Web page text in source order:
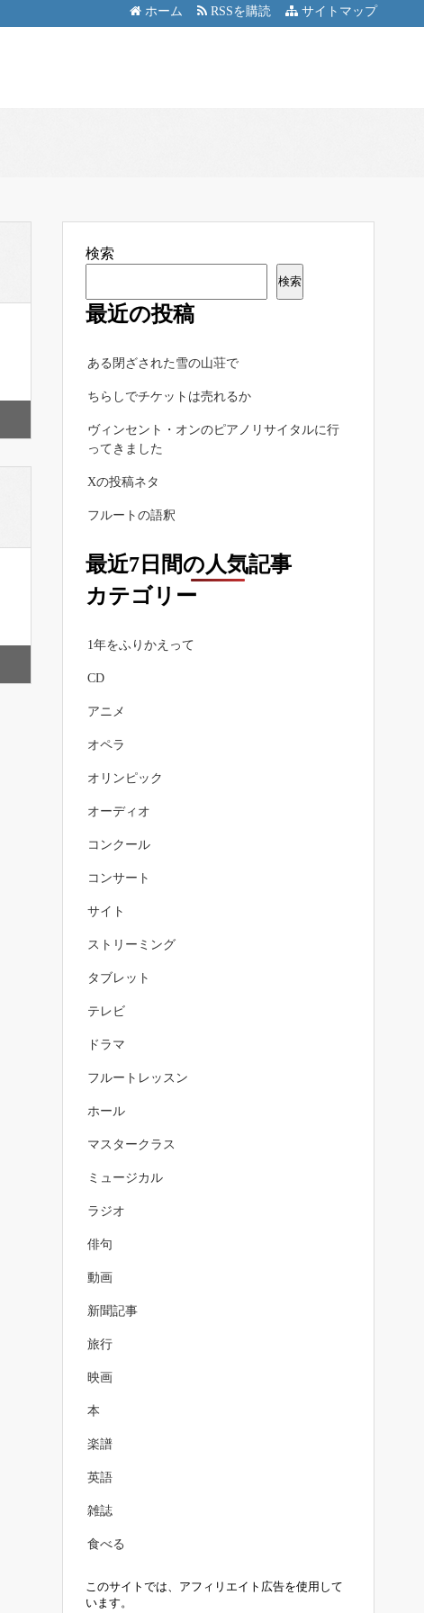
サイトマップ
RSSを購読
ホーム
検索
検索
最近の投稿
ある閉ざされた雪の山荘で
ちらしでチケットは売れるか
ヴィンセント・オンのピアノリサイタルに行
ってきました
Xの投稿ネタ
フルートの語釈
最近7日間の人気記事
カテゴリー
1年をふりかえって
CD
アニメ
オペラ
オリンピック
オーディオ
コンクール
コンサート
サイト
ストリーミング
タブレット
テレビ
ドラマ
フルートレッスン
ホール
マスタークラス
ミュージカル
ラジオ
俳句
動画
新聞記事
旅行
映画
本
楽譜
英語
雑誌
食べる
このサイトでは、アフィリエイト広告を使用して
います。